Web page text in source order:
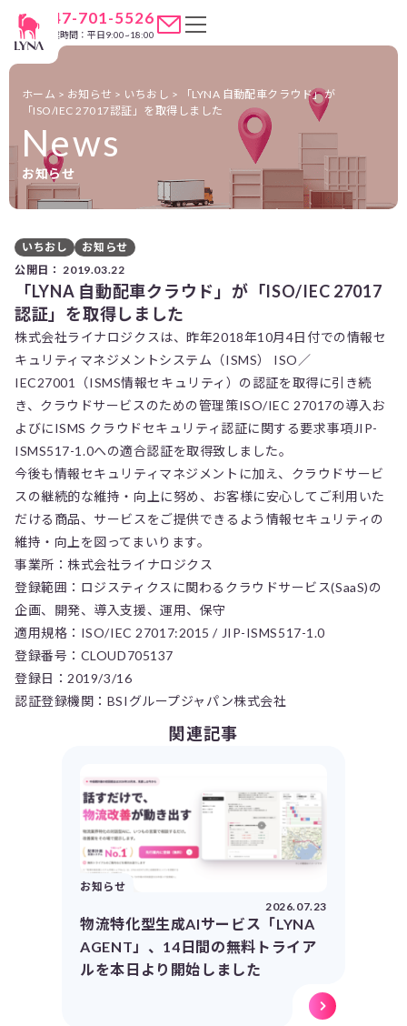
047-701-5526
営業時間：平日9:00~18:00
News
お知らせ
ホーム > お知らせ > いちおし >
「LYNA 自動配車クラウド」が
「ISO/IEC 27017認証」を取得しました
いちおし
お知らせ
公開日： 2019.03.22
「LYNA 自動配車クラウド」が「ISO/IEC 27017
認証」を取得しました
株式会社ライナロジクスは、昨年2018年10月4日付での情報セ
キュリティマネジメントシステム（ISMS） ISO／
IEC27001（ISMS情報セキュリティ）の認証を取得に引き続
き、クラウドサービスのための管理策ISO/IEC 27017の導入お
よびにISMS クラウドセキュリティ認証に関する要求事項JIP-
ISMS517-1.0への適合認証を取得致しました。
今後も情報セキュリティマネジメントに加え、クラウドサービ
スの継続的な維持・向上に努め、お客様に安心してご利用いた
だける商品、サービスをご提供できるよう情報セキュリティの
維持・向上を図ってまいります。
事業所：株式会社ライナロジクス
登録範囲：ロジスティクスに関わるクラウドサービス(SaaS)の
企画、開発、導入支援、運用、保守
適用規格：ISO/IEC 27017:2015 / JIP-ISMS517-1.0
登録番号：CLOUD705137
登録日：2019/3/16
認証登録機関：BSIグループジャパン株式会社
関連記事
お知らせ
2026.07.23
物流特化型生成AIサービス「LYNA
AGENT」、14日間の無料トライア
ルを本日より開始しました